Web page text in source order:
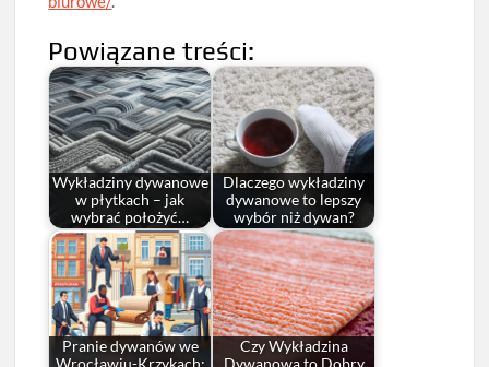
Powiązane treści:
Wykładziny dywanowe
w płytkach – jak
wybrać położyć…
Dlaczego wykładziny
dywanowe to lepszy
wybór niż dywan?
Pranie dywanów we
Czy Wykładzina